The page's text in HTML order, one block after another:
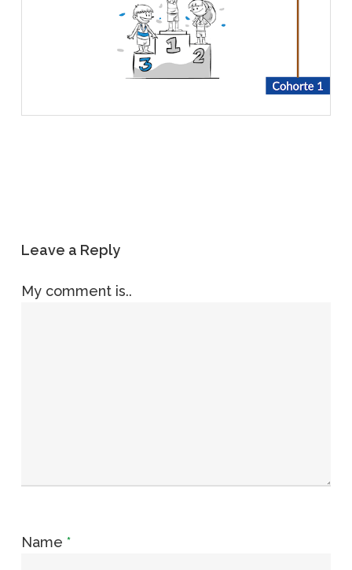
Leave a Reply
My comment is..
Name *